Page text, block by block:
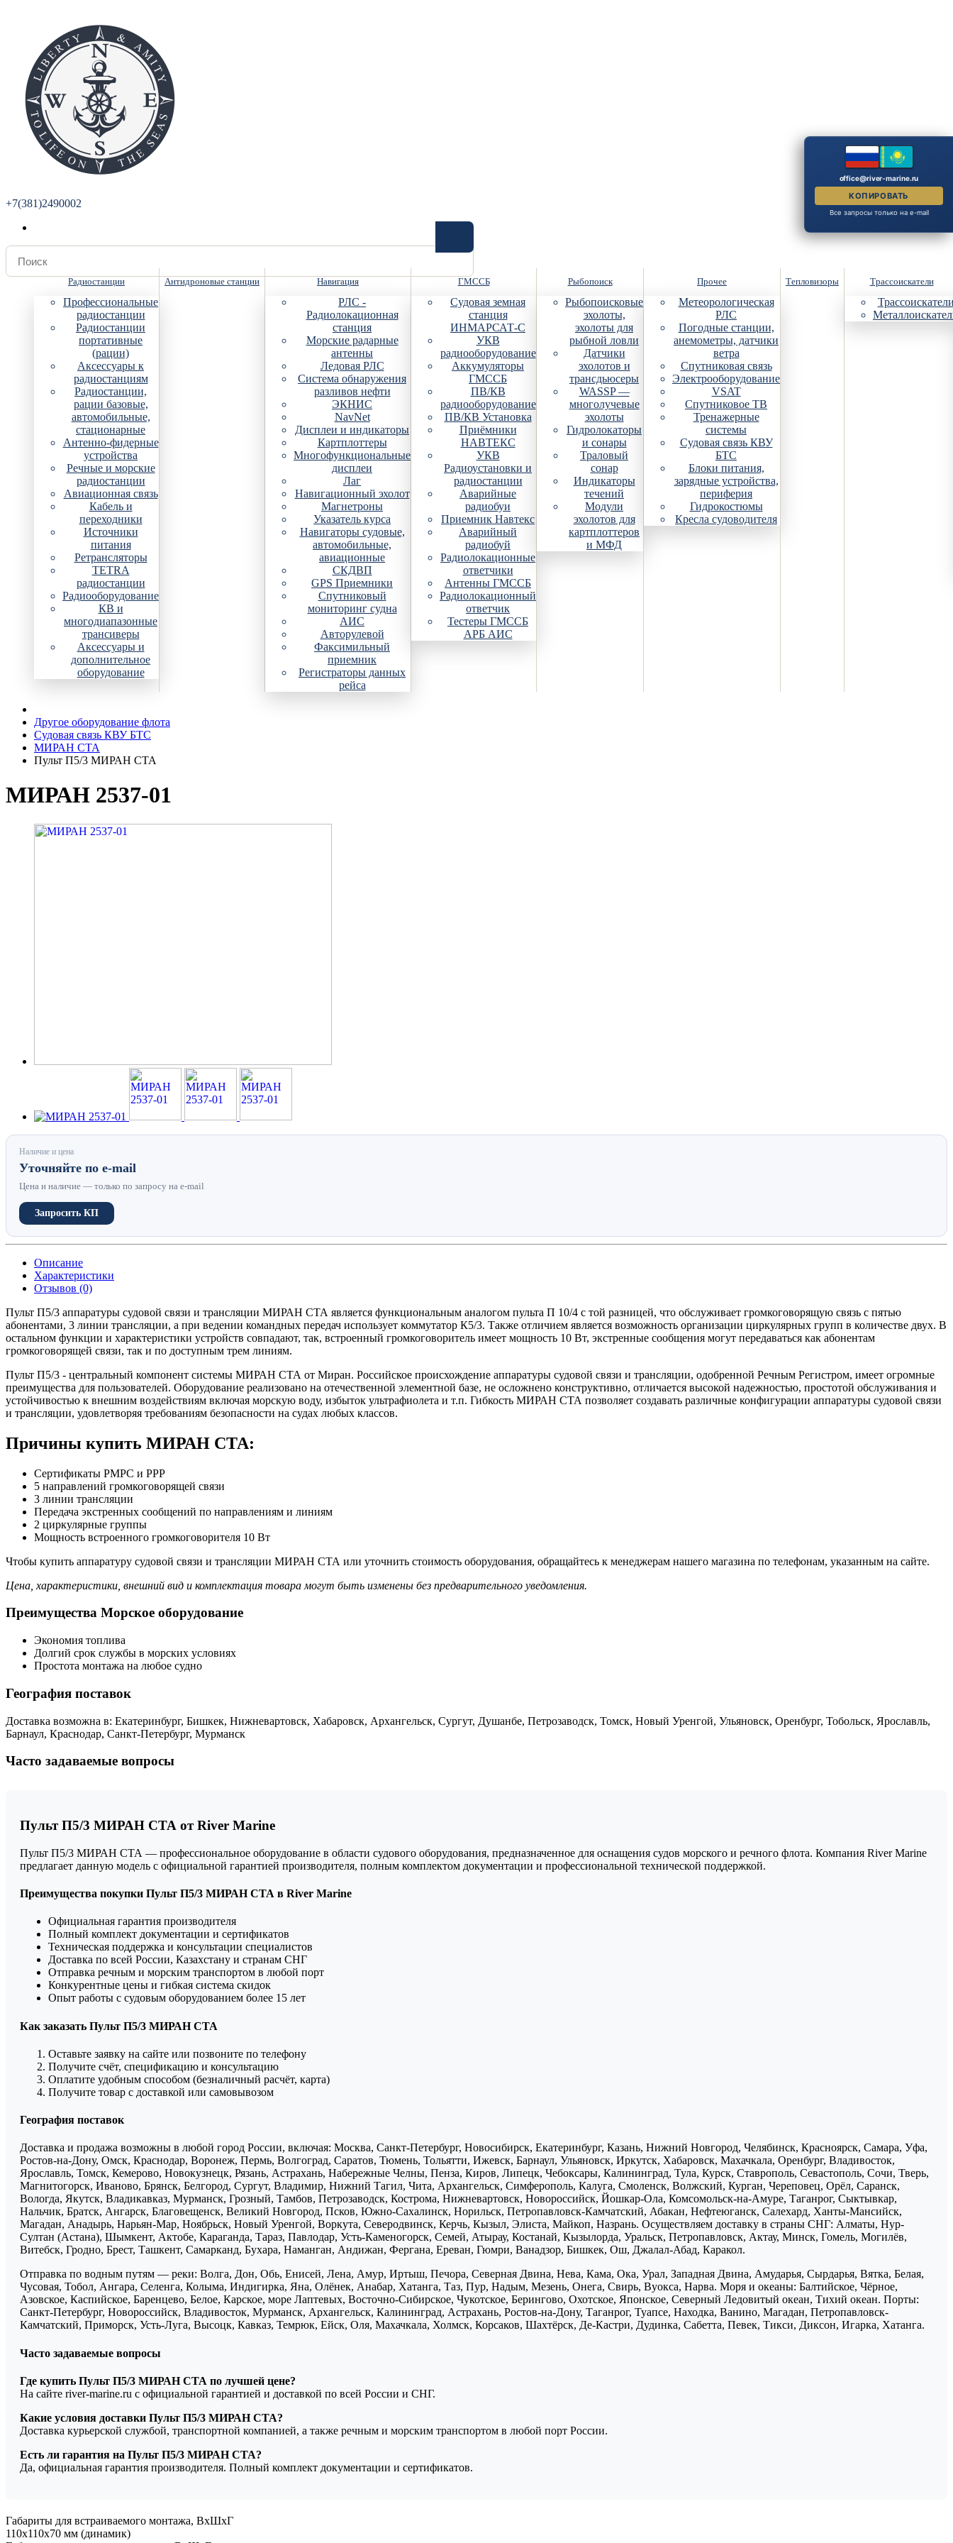
+7(381)2490002
Радиостанции
Профессиональные
радиостанции
Радиостанции
портативные
(рации)
Аксессуары к
радиостанциям
Радиостанции,
рации базовые,
автомобильные,
стационарные
Антенно-фидерные
устройства
Речные и морские
радиостанции
Авиационная связь
Кабель и
переходники
Источники
питания
Ретрансляторы
TETRA
радиостанции
Радиооборудование
КВ и
многодиапазонные
трансиверы
Аксессуары и
дополнительное
оборудование
Антидроновые станции Навигация
РЛС -
Радиолокационная
станция
Морские радарные
антенны
Ледовая РЛС
Система обнаружения
разливов нефти
ЭКНИС
NavNet
Дисплеи и индикаторы
Картплоттеры
Многофункциональные
дисплеи
Лаг
Навигационный эхолот
Магнетроны
Указатель курса
Навигаторы судовые,
автомобильные,
авиационные
СКДВП
GPS Приемники
Спутниковый
мониторинг судна
АИС
Авторулевой
Факсимильный
приемник
Регистраторы данных
рейса
ГМССБ
Судовая земная
станция
ИНМАРСАТ-С
УКВ
радиооборудование
Аккумуляторы
ГМССБ
ПВ/КВ
радиооборудование
ПВ/КВ Установка
Приёмники
НАВТЕКС
УКВ
Радиоустановки и
радиостанции
Аварийные
радиобуи
Приемник Навтекс
Аварийный
радиобуй
Радиолокационные
ответчики
Антенны ГМССБ
Радиолокационный
ответчик
Тестеры ГМССБ
АРБ АИС
Рыбопоиск
Рыбопоисковые
эхолоты,
эхолоты для
рыбной ловли
Датчики
эхолотов и
трансдьюсеры
WASSP —
многолучевые
эхолоты
Гидролокаторы
и сонары
Траловый
сонар
Индикаторы
течений
Модули
эхолотов для
картплоттеров
и МФД
Прочее
Метеорологическая
РЛС
Погодные станции,
анемометры, датчики
ветра
Спутниковая связь
Электрооборудование
VSAT
Спутниковое ТВ
Тренажерные
системы
Судовая связь КВУ
БТС
Блоки питания,
зарядные устройства,
периферия
Гидрокостюмы
Кресла судоводителя
Тепловизоры Трассоискатели
Другое оборудование флота
Судовая связь КВУ БТС
МИРАН СТА
Пульт П5/3 МИРАН СТА
МИРАН 2537-01
Наличие и цена
Уточняйте по e-mail
Цена и наличие — только по запросу на e-mail
Запросить КП
Описание
Характеристики
Отзывов (0)
Пульт П5/3 аппаратуры судовой связи и трансляции МИРАН СТА является функциональным аналогом пульта П 10/4 с той разницей, что обслуживает громкоговорящую связь с пятью
абонентами, 3 линии трансляции, а при ведении командных передач использует коммутатор К5/3. Также отличием является возможность организации циркулярных групп в количестве двух. В
остальном функции и характеристики устройств совпадают, так, встроенный громкоговоритель имеет мощность 10 Вт, экстренные сообщения могут передаваться как абонентам
громкоговорящей связи, так и по доступным трем линиям.
Пульт П5/3 - центральный компонент системы МИРАН СТА от Миран. Российское происхождение аппаратуры судовой связи и трансляции, одобренной Речным Регистром, имеет огромные
преимущества для пользователей. Оборудование реализовано на отечественной элементной базе, не осложнено конструктивно, отличается высокой надежностью, простотой обслуживания и
устойчивостью к внешним воздействиям включая морскую воду, избыток ультрафиолета и т.п. Гибкость МИРАН СТА позволяет создавать различные конфигурации аппаратуры судовой связи
и трансляции, удовлетворяя требованиям безопасности на судах любых классов.
Причины купить МИРАН СТА:
Сертификаты РМРС и РРР
5 направлений громкоговорящей связи
3 линии трансляции
Передача экстренных сообщений по направлениям и линиям
2 циркулярные группы
Мощность встроенного громкоговорителя 10 Вт
Чтобы купить аппаратуру судовой связи и трансляции МИРАН СТА или уточнить стоимость оборудования, обращайтесь к менеджерам нашего магазина по телефонам, указанным на сайте.
Цена, характеристики, внешний вид и комплектация товара могут быть изменены без предварительного уведомления.
Преимущества Морское оборудование
Экономия топлива
Долгий срок службы в морских условиях
Простота монтажа на любое судно
География поставок
Доставка возможна в: Екатеринбург, Бишкек, Нижневартовск, Хабаровск, Архангельск, Сургут, Душанбе, Петрозаводск, Томск, Новый Уренгой, Ульяновск, Оренбург, Тобольск, Ярославль,
Барнаул, Краснодар, Санкт-Петербург, Мурманск
Часто задаваемые вопросы
Пульт П5/3 МИРАН СТА от River Marine
Пульт П5/3 МИРАН СТА — профессиональное оборудование в области судового оборудования, предназначенное для оснащения судов морского и речного флота. Компания River Marine
предлагает данную модель с официальной гарантией производителя, полным комплектом документации и профессиональной технической поддержкой.
Преимущества покупки Пульт П5/3 МИРАН СТА в River Marine
Официальная гарантия производителя
Полный комплект документации и сертификатов
Техническая поддержка и консультации специалистов
Доставка по всей России, Казахстану и странам СНГ
Отправка речным и морским транспортом в любой порт
Конкурентные цены и гибкая система скидок
Опыт работы с судовым оборудованием более 15 лет
Как заказать Пульт П5/3 МИРАН СТА
Оставьте заявку на сайте или позвоните по телефону
Получите счёт, спецификацию и консультацию
Оплатите удобным способом (безналичный расчёт, карта)
Получите товар с доставкой или самовывозом
География поставок
Доставка и продажа возможны в любой город России, включая: Москва, Санкт-Петербург, Новосибирск, Екатеринбург, Казань, Нижний Новгород, Челябинск, Красноярск, Самара, Уфа,
Ростов-на-Дону, Омск, Краснодар, Воронеж, Пермь, Волгоград, Саратов, Тюмень, Тольятти, Ижевск, Барнаул, Ульяновск, Иркутск, Хабаровск, Махачкала, Оренбург, Владивосток,
Ярославль, Томск, Кемерово, Новокузнецк, Рязань, Астрахань, Набережные Челны, Пенза, Киров, Липецк, Чебоксары, Калининград, Тула, Курск, Ставрополь, Севастополь, Сочи, Тверь,
Магнитогорск, Иваново, Брянск, Белгород, Сургут, Владимир, Нижний Тагил, Чита, Архангельск, Симферополь, Калуга, Смоленск, Волжский, Курган, Череповец, Орёл, Саранск,
Вологда, Якутск, Владикавказ, Мурманск, Грозный, Тамбов, Петрозаводск, Кострома, Нижневартовск, Новороссийск, Йошкар-Ола, Комсомольск-на-Амуре, Таганрог, Сыктывкар,
Нальчик, Братск, Ангарск, Благовещенск, Великий Новгород, Псков, Южно-Сахалинск, Норильск, Петропавловск-Камчатский, Абакан, Нефтеюганск, Салехард, Ханты-Мансийск,
Магадан, Анадырь, Нарьян-Мар, Ноябрьск, Новый Уренгой, Воркута, Северодвинск, Керчь, Кызыл, Элиста, Майкоп, Назрань. Осуществляем доставку в страны СНГ: Алматы, Нур-
Султан (Астана), Шымкент, Актобе, Караганда, Тараз, Павлодар, Усть-Каменогорск, Семей, Атырау, Костанай, Кызылорда, Уральск, Петропавловск, Актау, Минск, Гомель, Могилёв,
Витебск, Гродно, Брест, Ташкент, Самарканд, Бухара, Наманган, Андижан, Фергана, Ереван, Гюмри, Ванадзор, Бишкек, Ош, Джалал-Абад, Каракол.
Отправка по водным путям — реки: Волга, Дон, Обь, Енисей, Лена, Амур, Иртыш, Печора, Северная Двина, Нева, Кама, Ока, Урал, Западная Двина, Амударья, Сырдарья, Вятка, Белая,
Чусовая, Тобол, Ангара, Селенга, Колыма, Индигирка, Яна, Олёнек, Анабар, Хатанга, Таз, Пур, Надым, Мезень, Онега, Свирь, Вуокса, Нарва. Моря и океаны: Балтийское, Чёрное,
Азовское, Каспийское, Баренцево, Белое, Карское, море Лаптевых, Восточно-Сибирское, Чукотское, Берингово, Охотское, Японское, Северный Ледовитый океан, Тихий океан. Порты:
Санкт-Петербург, Новороссийск, Владивосток, Мурманск, Архангельск, Калининград, Астрахань, Ростов-на-Дону, Таганрог, Туапсе, Находка, Ванино, Магадан, Петропавловск-
Камчатский, Приморск, Усть-Луга, Высоцк, Кавказ, Темрюк, Ейск, Оля, Махачкала, Холмск, Корсаков, Шахтёрск, Де-Кастри, Дудинка, Сабетта, Певек, Тикси, Диксон, Игарка, Хатанга.
Часто задаваемые вопросы
Где купить Пульт П5/3 МИРАН СТА по лучшей цене?
На сайте river-marine.ru с официальной гарантией и доставкой по всей России и СНГ.
Какие условия доставки Пульт П5/3 МИРАН СТА?
Доставка курьерской службой, транспортной компанией, а также речным и морским транспортом в любой порт России.
Есть ли гарантия на Пульт П5/3 МИРАН СТА?
Да, официальная гарантия производителя. Полный комплект документации и сертификатов.
Габариты для встраиваемого монтажа, ВхШхГ
110х110х70 мм (динамик)
office@river-marine.ru
КОПИРОВАТЬ
Все запросы только на e-mail